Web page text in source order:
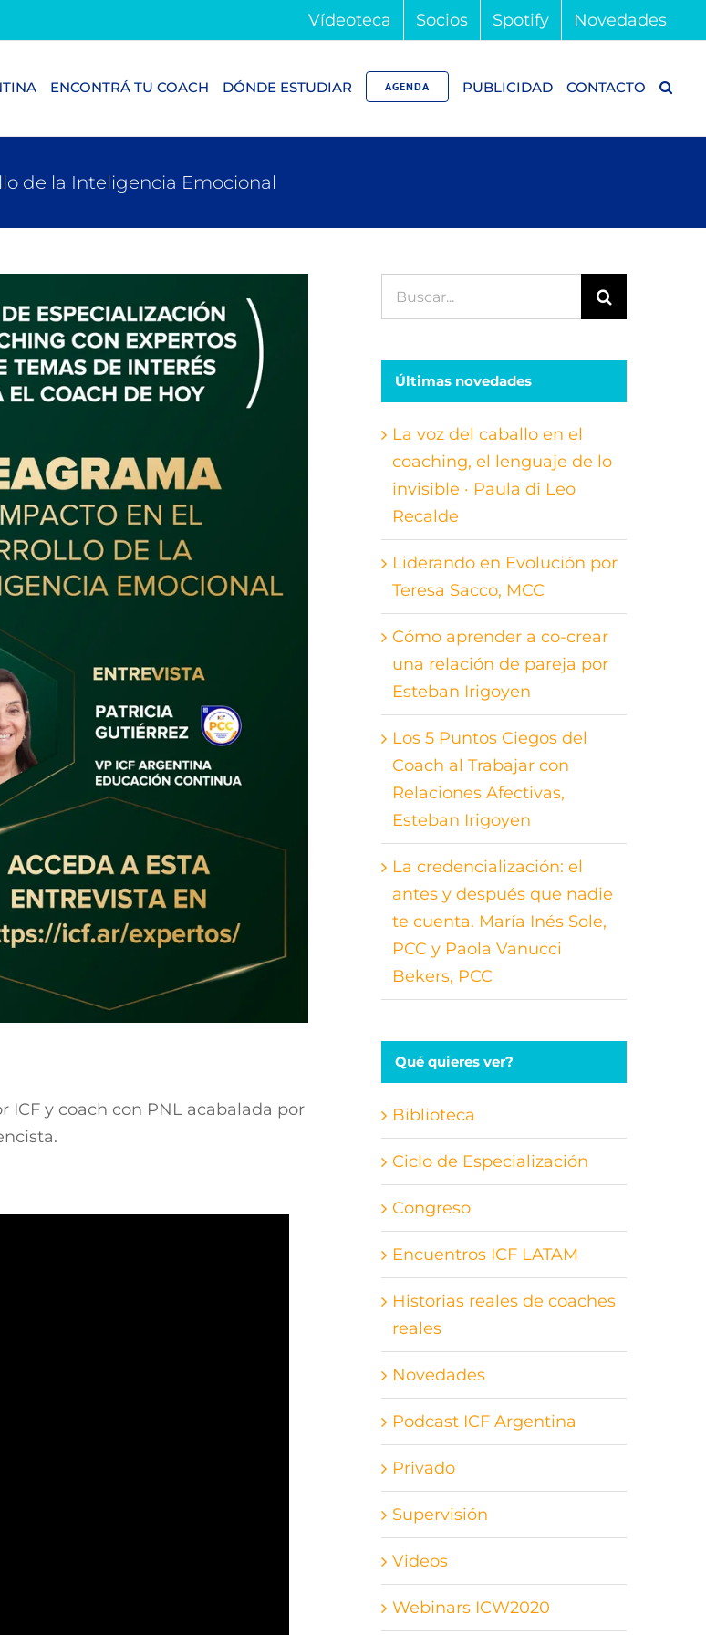
Vídeoteca Socios Spotify Novedades
ENCONTRÁ TU COACH DÓNDE ESTUDIAR AGENDA PUBLICIDAD CONTACTO
de la Inteligencia Emocional
ICF y coach con PNL acabalada por
Últimas novedades
La voz del caballo en el
coaching, el lenguaje de lo
invisible · Paula di Leo
Recalde
Liderando en Evolución por
Teresa Sacco, MCC
Cómo aprender a co-crear
una relación de pareja por
Esteban Irigoyen
Los 5 Puntos Ciegos del
Coach al Trabajar con
Relaciones Afectivas,
Esteban Irigoyen
La credencialización: el
antes y después que nadie
te cuenta. María Inés Sole,
PCC y Paola Vanucci
Bekers, PCC
Qué quieres ver?
Biblioteca
Ciclo de Especialización
Congreso
Encuentros ICF LATAM
Historias reales de coaches
reales
Novedades
Podcast ICF Argentina
Privado
Supervisión
Videos
Webinars ICW2020